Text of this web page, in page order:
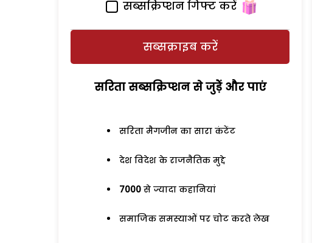
सब्सक्रिप्शन गिफ्ट करें
सब्सक्राइब करें
सरिता सब्सक्रिप्शन से जुड़ेें और पाएं
सरिता मैगजीन का सारा कंटेंट
देश विदेश के राजनैतिक मुद्दे
7000 से ज्यादा कहानियां
समाजिक समस्याओं पर चोट करते लेख